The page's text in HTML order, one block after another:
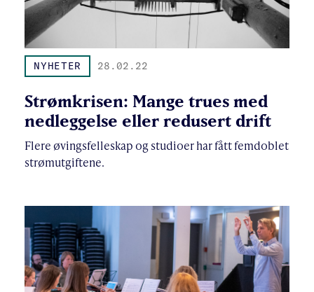
NYHETER 28.02.22
Strømkrisen: Mange trues med
nedleggelse eller redusert drift
Flere øvingsfelleskap og studioer har fått femdoblet
strømutgiftene.